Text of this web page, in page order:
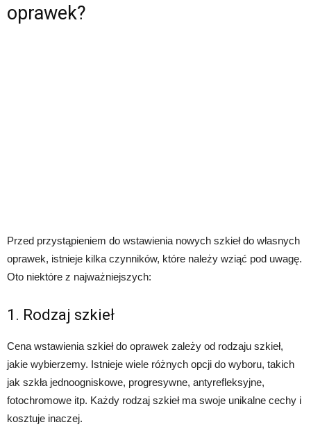
oprawek?
Przed przystąpieniem do wstawienia nowych szkieł do własnych
oprawek, istnieje kilka czynników, które należy wziąć pod uwagę.
Oto niektóre z najważniejszych:
1. Rodzaj szkieł
Cena wstawienia szkieł do oprawek zależy od rodzaju szkieł,
jakie wybierzemy. Istnieje wiele różnych opcji do wyboru, takich
jak szkła jednoogniskowe, progresywne, antyrefleksyjne,
fotochromowe itp. Każdy rodzaj szkieł ma swoje unikalne cechy i
kosztuje inaczej.